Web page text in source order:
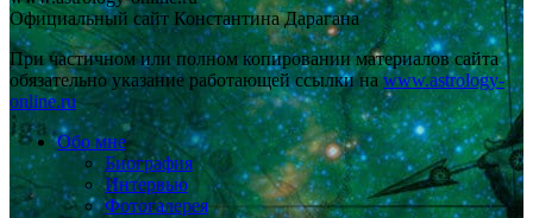
Официальный сайт Константина Дарагана
При частичном или полном копировании материалов сайта
обязательно указание работающей ссылки наwww.astrology-
online.ru
Обо мне
Биография
Интервью
Фотогалерея